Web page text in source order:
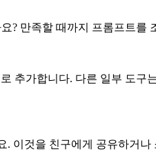
? 만족할 때까지 프롬프트
추가합니다. 다른 일부 도
이것을 친구에게 공유하거